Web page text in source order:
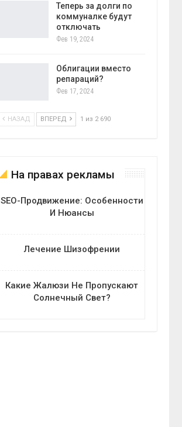
Теперь за долги по
коммуналке будут
отключать
Фев 19, 2024
Облигации вместо
репараций?
Фев 17, 2024
НАЗАД ВПЕРЕД 1 из 2 690
На правах рекламы
SEO-Продвижение: Особенности
И Нюансы
Лечение Шизофрении
Какие Жалюзи Не Пропускают
Солнечный Свет?